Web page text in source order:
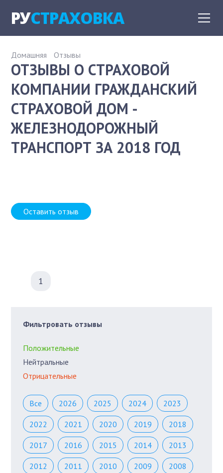
РУСТРАХОВКА
Домашняя Отзывы
ОТЗЫВЫ О СТРАХОВОЙ
КОМПАНИИ ГРАЖДАНСКИЙ
СТРАХОВОЙ ДОМ -
ЖЕЛЕЗНОДОРОЖНЫЙ
ТРАНСПОРТ ЗА 2018 ГОД
Оставить отзыв
1
Фильтровать отзывы
Положительные
Нейтральные
Отрицательные
Все 2026 2025 2024 2023
2022 2021 2020 2019 2018
2017 2016 2015 2014 2013
2012 2011 2010 2009 2008